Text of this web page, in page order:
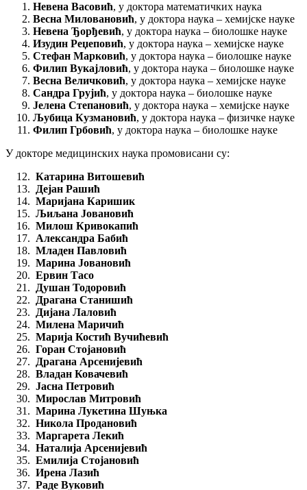
Невена Васовић, у доктора математичких наука
Весна Миловановић, у доктора наука – хемијске науке
Невена Ђорђевић, у доктора наука – биолошке науке
Изудин Реџеповић, у доктора наука – хемијске науке
Стефан Марковић, у доктора наука – биолошке науке
Филип Вукајловић, у доктора наука – биолошке науке
Весна Величковић, у доктора наука – хемијске науке
Сандра Грујић, у доктора наука – биолошке науке
Јелена Степановић, у доктора наука – хемијске науке
Љубица Кузмановић, у доктора наука – физичке науке
Филип Грбовић, у доктора наука – биолошке науке
У докторе медицинских наука промовисани су:
Катарина Витошевић
Дејан Рашић
Маријана Каришик
Љиљана Јовановић
Милош Кривокапић
Александра Бабић
Младен Павловић
Марина Јовановић
Ервин Тасо
Душан Тодоровић
Драгана Станишић
Дијана Лаловић
Милена Маричић
Марија Костић Вучићевић
Горан Стојановић
Драгана Арсенијевић
Владан Ковачевић
Јасна Петровић
Мирослав Митровић
Марина Лукетина Шуњка
Никола Продановић
Маргарета Лекић
Наталија Арсенијевић
Емилија Стојановић
Ирена Лазић
Раде Вуковић